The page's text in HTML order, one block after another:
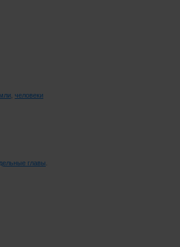
человеки
главы